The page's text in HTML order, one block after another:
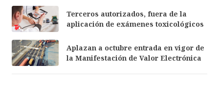
Terceros autorizados, fuera de la
aplicación de exámenes toxicológicos
Aplazan a octubre entrada en vigor de
la Manifestación de Valor Electrónica